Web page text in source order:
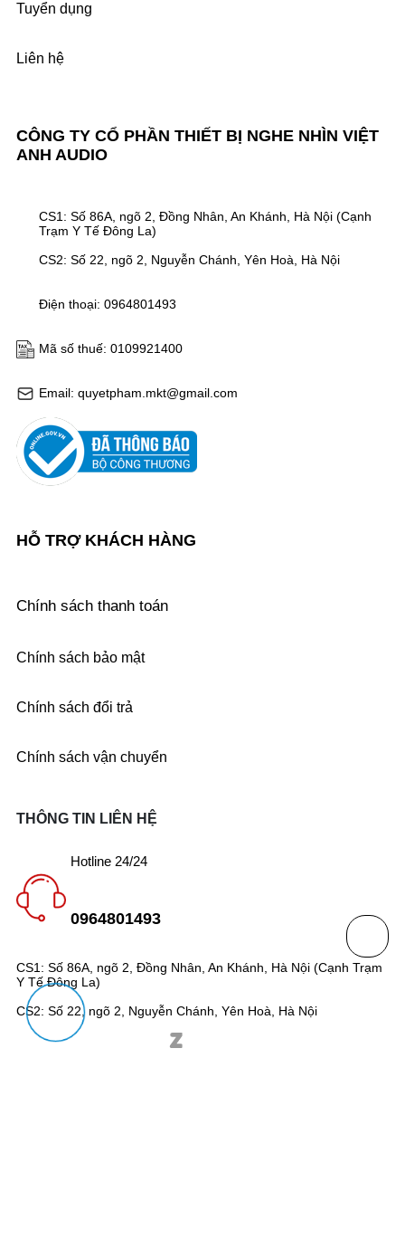
CÔNG TY CỔ PHẦN THIẾT BỊ NGHE NHÌN VIỆT
ANH AUDIO
Email: quyetpham.mkt@gmail.com
Mã số thuế: 0109921400
Điện thoại: 0964801493
CS1: Số 86A, ngõ 2, Đồng Nhân, An Khánh, Hà Nội (Cạnh
Trạm Y Tế Đông La)
CS2: Số 22, ngõ 2, Nguyễn Chánh, Yên Hoà, Hà Nội
Tuyển dụng
Liên hệ
HỖ TRỢ KHÁCH HÀNG
Chính sách thanh toán
Chính sách bảo mật
Chính sách đổi trả
Chính sách vận chuyển
CS1: Số 86A, ngõ 2, Đồng Nhân, An Khánh, Hà Nội (Cạnh Trạm
Y Tế Đông La)
CS2: Số 22, ngõ 2, Nguyễn Chánh, Yên Hoà, Hà Nội
THÔNG TIN LIÊN HỆ
Hotline 24/24
0964801493